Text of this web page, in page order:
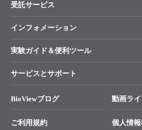
製品一覧
手法から製品を探す
新製品情報
受託サービス
オンライン注文
インフォメーション
キャンペーン
タカラバイオ各種会員募集のお知らせ
終売製品のお知らせ
価格改定のご案内
実験ガイド＆便利ツール
リアルタイムPCR実験のススメ
幹細胞・再生医療研究ガイド
クローニング実験ガイド
サービスとサポート
総合お問い合わせ
BioViewブログ 動画ラ
ご利用規約 個人情